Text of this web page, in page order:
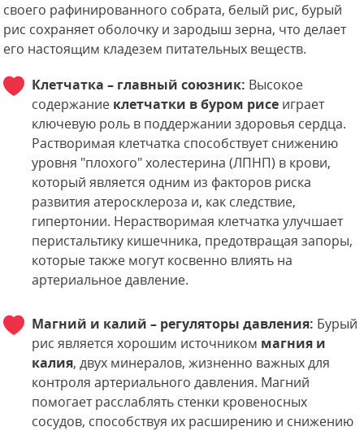
своего рафинированного собрата, белый рис, бурый
рис сохраняет оболочку и зародыш зерна, что делает
его настоящим кладезем питательных веществ.
Клетчатка – главный союзник: Высокое
содержание клетчатки в буром рисе играет
ключевую роль в поддержании здоровья сердца.
Растворимая клетчатка способствует снижению
уровня "плохого" холестерина (ЛПНП) в крови,
который является одним из факторов риска
развития атеросклероза и, как следствие,
гипертонии. Нерастворимая клетчатка улучшает
перистальтику кишечника, предотвращая запоры,
которые также могут косвенно влиять на
артериальное давление.
Магний и калий – регуляторы давления: Бурый
рис является хорошим источником магния и
калия, двух минералов, жизненно важных для
контроля артериального давления. Магний
помогает расслаблять стенки кровеносных
сосудов, способствуя их расширению и снижению